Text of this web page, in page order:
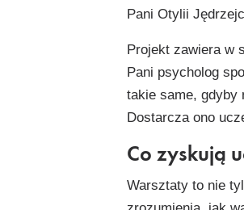
Pani Otylii
Projekt zawiera w
Pani psycholog
takie same, gdyby
Dostarcza ono
Co zyskują
Warsztaty to nie